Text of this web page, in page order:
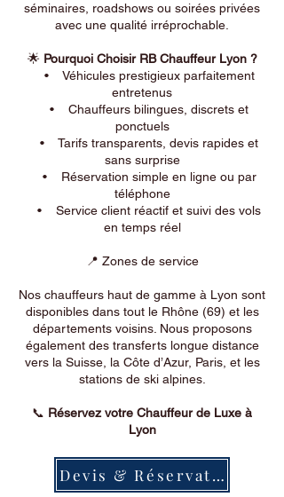
séminaires, roadshows ou soirées privées
avec une qualité irréprochable.
🌟 Pourquoi Choisir RB Chauffeur Lyon ?
• Véhicules prestigieux parfaitement
entretenus
• Chauffeurs bilingues, discrets et
ponctuels
• Tarifs transparents, devis rapides et
sans surprise
• Réservation simple en ligne ou par
téléphone
• Service client réactif et suivi des vols
en temps réel
📍 Zones de service
Nos chauffeurs haut de gamme à Lyon sont
disponibles dans tout le Rhône (69) et les
départements voisins. Nous proposons
également des transferts longue distance
vers la Suisse, la Côte d’Azur, Paris, et les
stations de ski alpines.
📞 Réservez votre Chauffeur de Luxe à
Lyon
Devis & Réservation